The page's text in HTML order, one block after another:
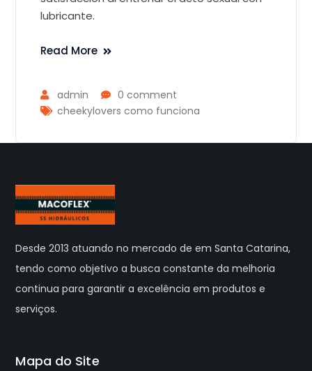
lubricante.
Read More
admin
0 comment
cheekylovers como funciona
Desde 2013 atuando no mercado de em Santa Catarina,
tendo como objetivo a busca constante da melhoria
continua para garantir a excelência em produtos e
serviços.
Mapa do Site